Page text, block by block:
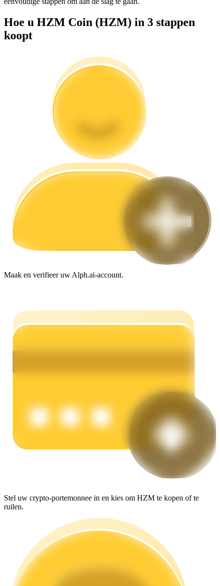
Big data-analyse inclusief handelsinformatie, enz.
Futures-startgids
Verdien dagelijks competitieve beloningen
Hoe u HZM Coin (HZM) in 3 stappen
koopt
Maak en verifieer uw Alph.ai-account.
Stel uw crypto-portemonnee in en kies om HZM te kopen of te
ruilen.